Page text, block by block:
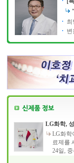
최
변
LG화학,
LG화학
료제를
24일,